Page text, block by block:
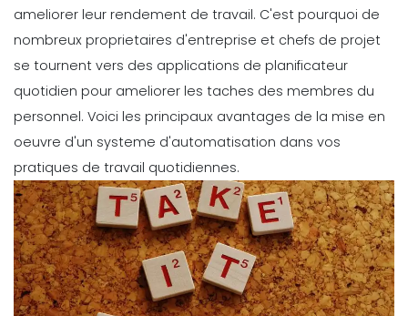
ameliorer leur rendement de travail. C'est pourquoi de
nombreux proprietaires d'entreprise et chefs de projet
se tournent vers des applications de planificateur
quotidien pour ameliorer les taches des membres du
personnel. Voici les principaux avantages de la mise en
oeuvre d'un systeme d'automatisation dans vos
pratiques de travail quotidiennes.